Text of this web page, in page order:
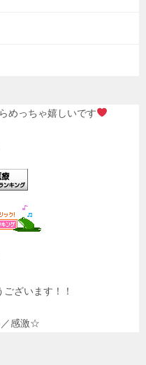
めっちゃ嬉しいです
ざいます！！
感激☆